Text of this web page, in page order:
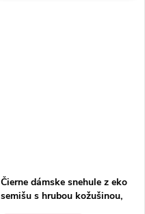
Čierne dámske snehule z eko
semišu s hrubou kožušinou,